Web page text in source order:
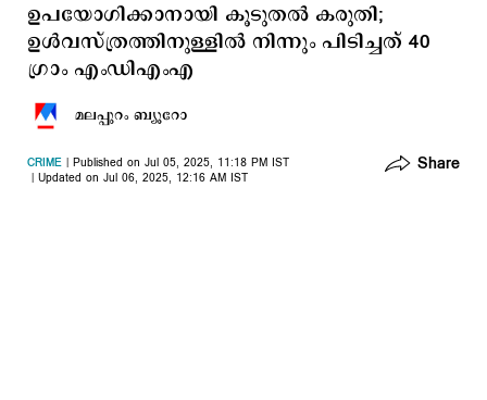
ഉപയോഗിക്കാനായി കൂടുതല്‍ കരുതി;
ഉൾവസ്ത്രത്തിനുള്ളിൽ നിന്നും പിടിച്ചത് 40
ഗ്രാം എംഡിഎംഎ
മലപ്പുറം ബ്യൂറോ
CRIME
Published on Jul 05, 2025, 11:18 PM IST
Updated on Jul 06, 2025, 12:16 AM IST
Share